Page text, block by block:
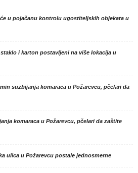
u pojačanu kontrolu ugostiteljskih objekata u
i karton postavljeni na više lokacija u
suzbijanja komaraca u Požarevcu, pčelari da
komaraca u Požarevcu, pčelari da zaštite
ulica u Požarevcu postale jednosmerne